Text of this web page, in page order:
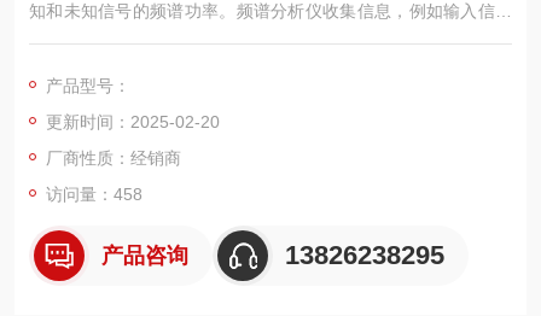
知和未知信号的频谱功率。频谱分析仪收集信息，例如输入信号
与其频率相比的幅度。作为频率分析仪，频谱分析仪的主要用途
罗德与施瓦茨FSH6频谱分析仪
租售带包装罗德与施瓦茨FSH6频谱分析仪
租售带包装罗德与施瓦茨FSH6频谱分析仪
产品型号：
更新时间：2025-02-20
厂商性质：经销商
访问量：458
产品咨询 13826238295